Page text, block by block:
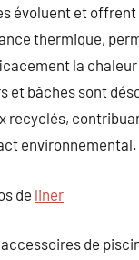
évoluent et
thermique,
la chaleur
et bâches sont
recyclés,
environnemental.
de liner
de